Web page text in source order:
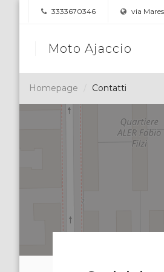
3333670346 via
Moto Ajaccio
Homepage Contatti